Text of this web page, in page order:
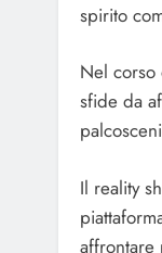
spirito
Nel corso
sfide da
Il reality